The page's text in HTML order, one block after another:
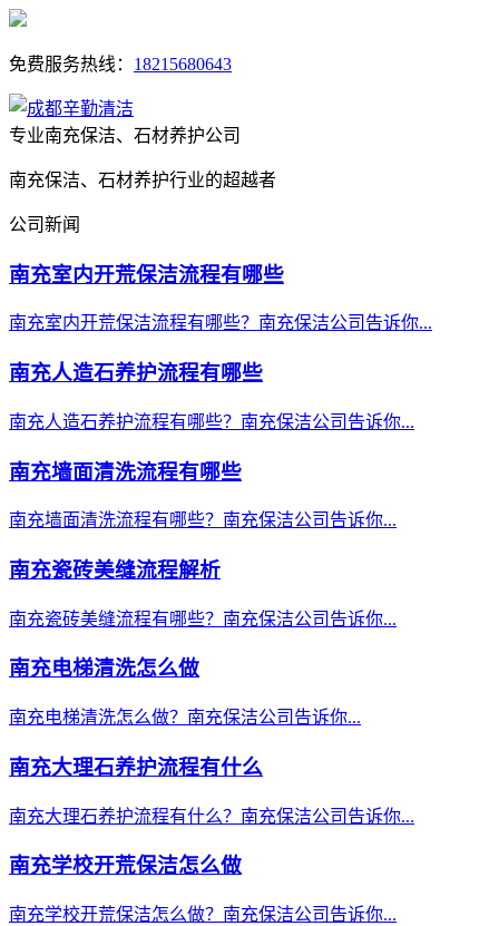
免费服务热线： 18215680643
专业南充保洁、石材养护公司
南充保洁、石材养护行业的超越者
公司新闻
南充室内开荒保洁流程有哪些
南充室内开荒保洁流程有哪些？南充保洁公司告诉你...
南充人造石养护流程有哪些
南充人造石养护流程有哪些？南充保洁公司告诉你...
南充墙面清洗流程有哪些
南充墙面清洗流程有哪些？南充保洁公司告诉你...
南充瓷砖美缝流程解析
南充瓷砖美缝流程有哪些？南充保洁公司告诉你...
南充电梯清洗怎么做
南充电梯清洗怎么做？南充保洁公司告诉你...
南充大理石养护流程有什么
南充大理石养护流程有什么？南充保洁公司告诉你...
南充学校开荒保洁怎么做
南充学校开荒保洁怎么做？南充保洁公司告诉你...